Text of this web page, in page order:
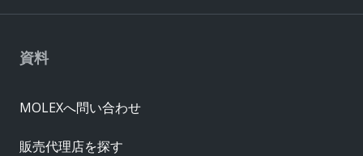
資料
MOLEXへ問い合わせ
販売代理店を探す